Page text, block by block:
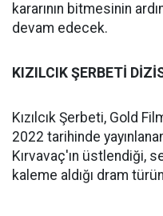
kararının bitmesinin
devam edecek.
KIZILCIK ŞERBETİ
Kızılcık Şerbeti, Gold
2022 tarihinde
Kırvavaç'ın üstlendiği,
kaleme aldığı dram